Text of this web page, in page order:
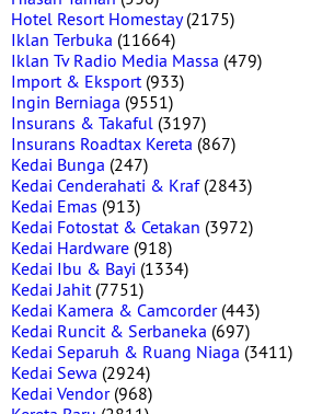
Hotel Resort Homestay(2175)
Iklan Terbuka (11664)
Iklan Tv Radio Media Massa (479)
Import & Eksport(933)
Ingin Berniaga (9551)
Insurans & Takaful (3197)
Insurans Roadtax Kereta (867)
Kedai Bunga (247)
Kedai Cenderahati & Kraf(2843)
Kedai Emas (913)
Kedai Fotostat & Cetakan (3972)
Kedai Hardware (918)
Kedai Ibu & Bayi (1334)
Kedai Jahit(7751)
Kedai Kamera & Camcorder(443)
Kedai Runcit & Serbaneka (697)
Kedai Separuh & Ruang Niaga (3411)
Kedai Sewa (2924)
Kedai Vendor(968)